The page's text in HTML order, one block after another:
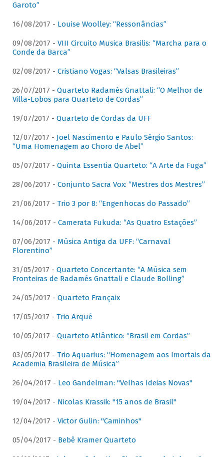
Garoto”
16/08/2017 - Louise Woolley: “Ressonâncias”
09/08/2017 - VIII Circuito Musica Brasilis: “Marcha para o
Conde da Barca”
02/08/2017 - Cristiano Vogas: “Valsas Brasileiras”
26/07/2017 - Quarteto Radamés Gnattali: “O Melhor de
Villa-Lobos para Quarteto de Cordas”
19/07/2017 - Quarteto de Cordas da UFF
12/07/2017 - Joel Nascimento e Paulo Sérgio Santos:
“Uma Homenagem ao Choro de Abel”
05/07/2017 - Quinta Essentia Quarteto: “A Arte da Fuga”
28/06/2017 - Conjunto Sacra Vox: “Mestres dos Mestres”
21/06/2017 - Trio 3 por 8: “Engenhocas do Passado”
14/06/2017 - Camerata Fukuda: “As Quatro Estações”
07/06/2017 - Música Antiga da UFF: “Carnaval
Florentino”
31/05/2017 - Quarteto Concertante: “A Música sem
Fronteiras de Radamés Gnattali e Claude Bolling”
24/05/2017 - Quarteto Françaix
17/05/2017 - Trio Arqué
10/05/2017 - Quarteto Atlântico: “Brasil em Cordas”
03/05/2017 - Trio Aquarius: “Homenagem aos Imortais da
Academia Brasileira de Música”
26/04/2017 - Leo Gandelman: "Velhas Ideias Novas"
19/04/2017 - Nicolas Krassik: "15 anos de Brasil"
12/04/2017 - Victor Gulin: "Caminhos"
05/04/2017 - Bebê Kramer Quarteto